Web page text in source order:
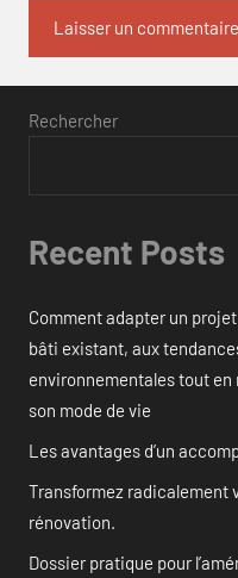
Rechercher
Recent Posts
Comment adapter un
bâti existant, aux
environnementales tout
son mode de vie
Les avantages d’un
Transformez radicalement
rénovation.
Dossier pratique pour